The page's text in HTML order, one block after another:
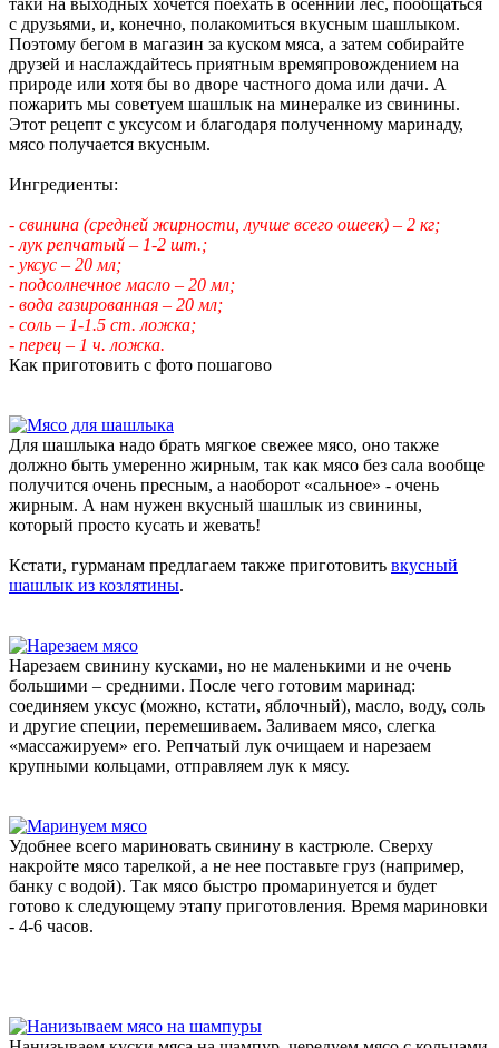
с друзьями, и, конечно, полакомиться вкусным шашлыком.
Поэтому бегом в магазин за куском мяса, а затем собирайте
друзей и наслаждайтесь приятным времяпровождением на
природе или хотя бы во дворе частного дома или дачи. А
пожарить мы советуем шашлык на минералке из свинины.
Этот рецепт с уксусом и благодаря полученному маринаду,
мясо получается вкусным.
Ингредиенты:
- свинина (средней жирности, лучше всего ошеек) – 2 кг;
- лук репчатый – 1-2 шт.;
- уксус – 20 мл;
- подсолнечное масло – 20 мл;
- вода газированная – 20 мл;
- соль – 1-1.5 ст. ложка;
- перец – 1 ч. ложка.
Как приготовить с фото пошагово
Для шашлыка надо брать мягкое свежее мясо, оно также
должно быть умеренно жирным, так как мясо без сала вообще
получится очень пресным, а наоборот «сальное» - очень
жирным. А нам нужен вкусный шашлык из свинины,
который просто кусать и жевать!
Кстати, гурманам предлагаем также приготовить вкусный
шашлык из козлятины.
Нарезаем свинину кусками, но не маленькими и не очень
большими – средними. После чего готовим маринад:
соединяем уксус (можно, кстати, яблочный), масло, воду, соль
и другие специи, перемешиваем. Заливаем мясо, слегка
«массажируем» его. Репчатый лук очищаем и нарезаем
крупными кольцами, отправляем лук к мясу.
Удобнее всего мариновать свинину в кастрюле. Сверху
накройте мясо тарелкой, а не нее поставьте груз (например,
банку с водой). Так мясо быстро промаринуется и будет
готово к следующему этапу приготовления. Время мариновки
- 4-6 часов.